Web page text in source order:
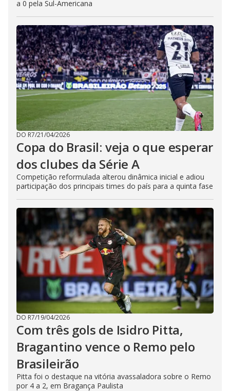
a 0 pela Sul-Americana
DO R7/21/04/2026
Copa do Brasil: veja o que esperar
dos clubes da Série A
Competição reformulada alterou dinâmica inicial e adiou
participação dos principais times do país para a quinta fase
DO R7/19/04/2026
Com três gols de Isidro Pitta,
Bragantino vence o Remo pelo
Brasileirão
Pitta foi o destaque na vitória avassaladora sobre o Remo
por 4 a 2, em Bragança Paulista